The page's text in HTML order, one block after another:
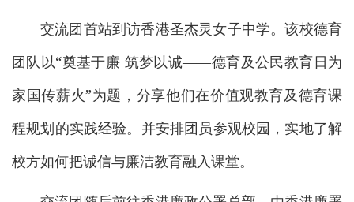
交流团首站到访香港圣杰灵女子中学。该校德育
团队以“奠基于廉 筑梦以诚——德育及公民教育日为
家国传薪火”为题，分享他们在价值观教育及德育课
程规划的实践经验。并安排团员参观校园，实地了解
校方如何把诚信与廉洁教育融入课堂。